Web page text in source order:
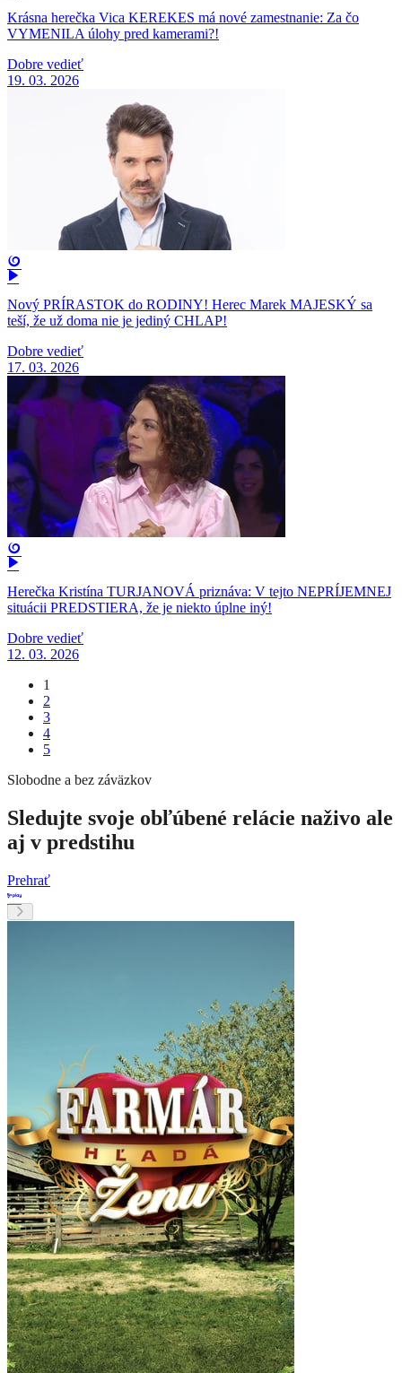
Krásna herečka Vica KEREKES má nové zamestnanie: Za čo
VYMENILA úlohy pred kamerami?!
Dobre vedieť
19. 03. 2026
Nový PRÍRASTOK do RODINY! Herec Marek MAJESKÝ sa
teší, že už doma nie je jediný CHLAP!
Dobre vedieť
17. 03. 2026
Herečka Kristína TURJANOVÁ priznáva: V tejto NEPRÍJEMNEJ
situácii PREDSTIERA, že je niekto úplne iný!
Dobre vedieť
12. 03. 2026
1
2
3
4
5
Slobodne a bez záväzkov
Sledujte svoje obľúbené relácie naživo ale
aj v predstihu
Prehrať